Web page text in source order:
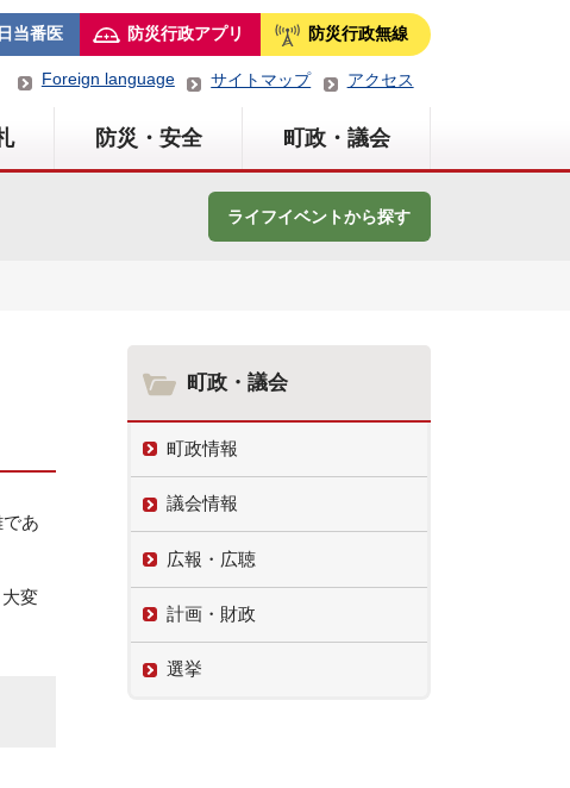
当番医 防災行政アプリ 防災行政無線
Foreign language サイトマップ アクセス
防災・安全 町政・議会
ライフイベントから探す
あ
変
町政・議会
町政情報
議会情報
広報・広聴
計画・財政
選挙